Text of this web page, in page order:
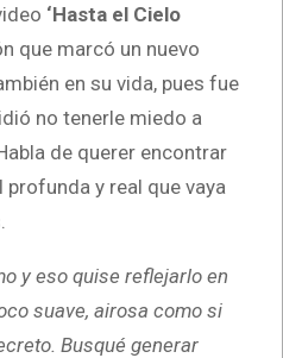
‘Hasta el Cielo
que marcó un nuevo
en su vida, pues fue
no tenerle miedo a
de querer encontrar
y real que vaya
y eso quise reflejarlo en
suave, airosa como si
Busqué generar